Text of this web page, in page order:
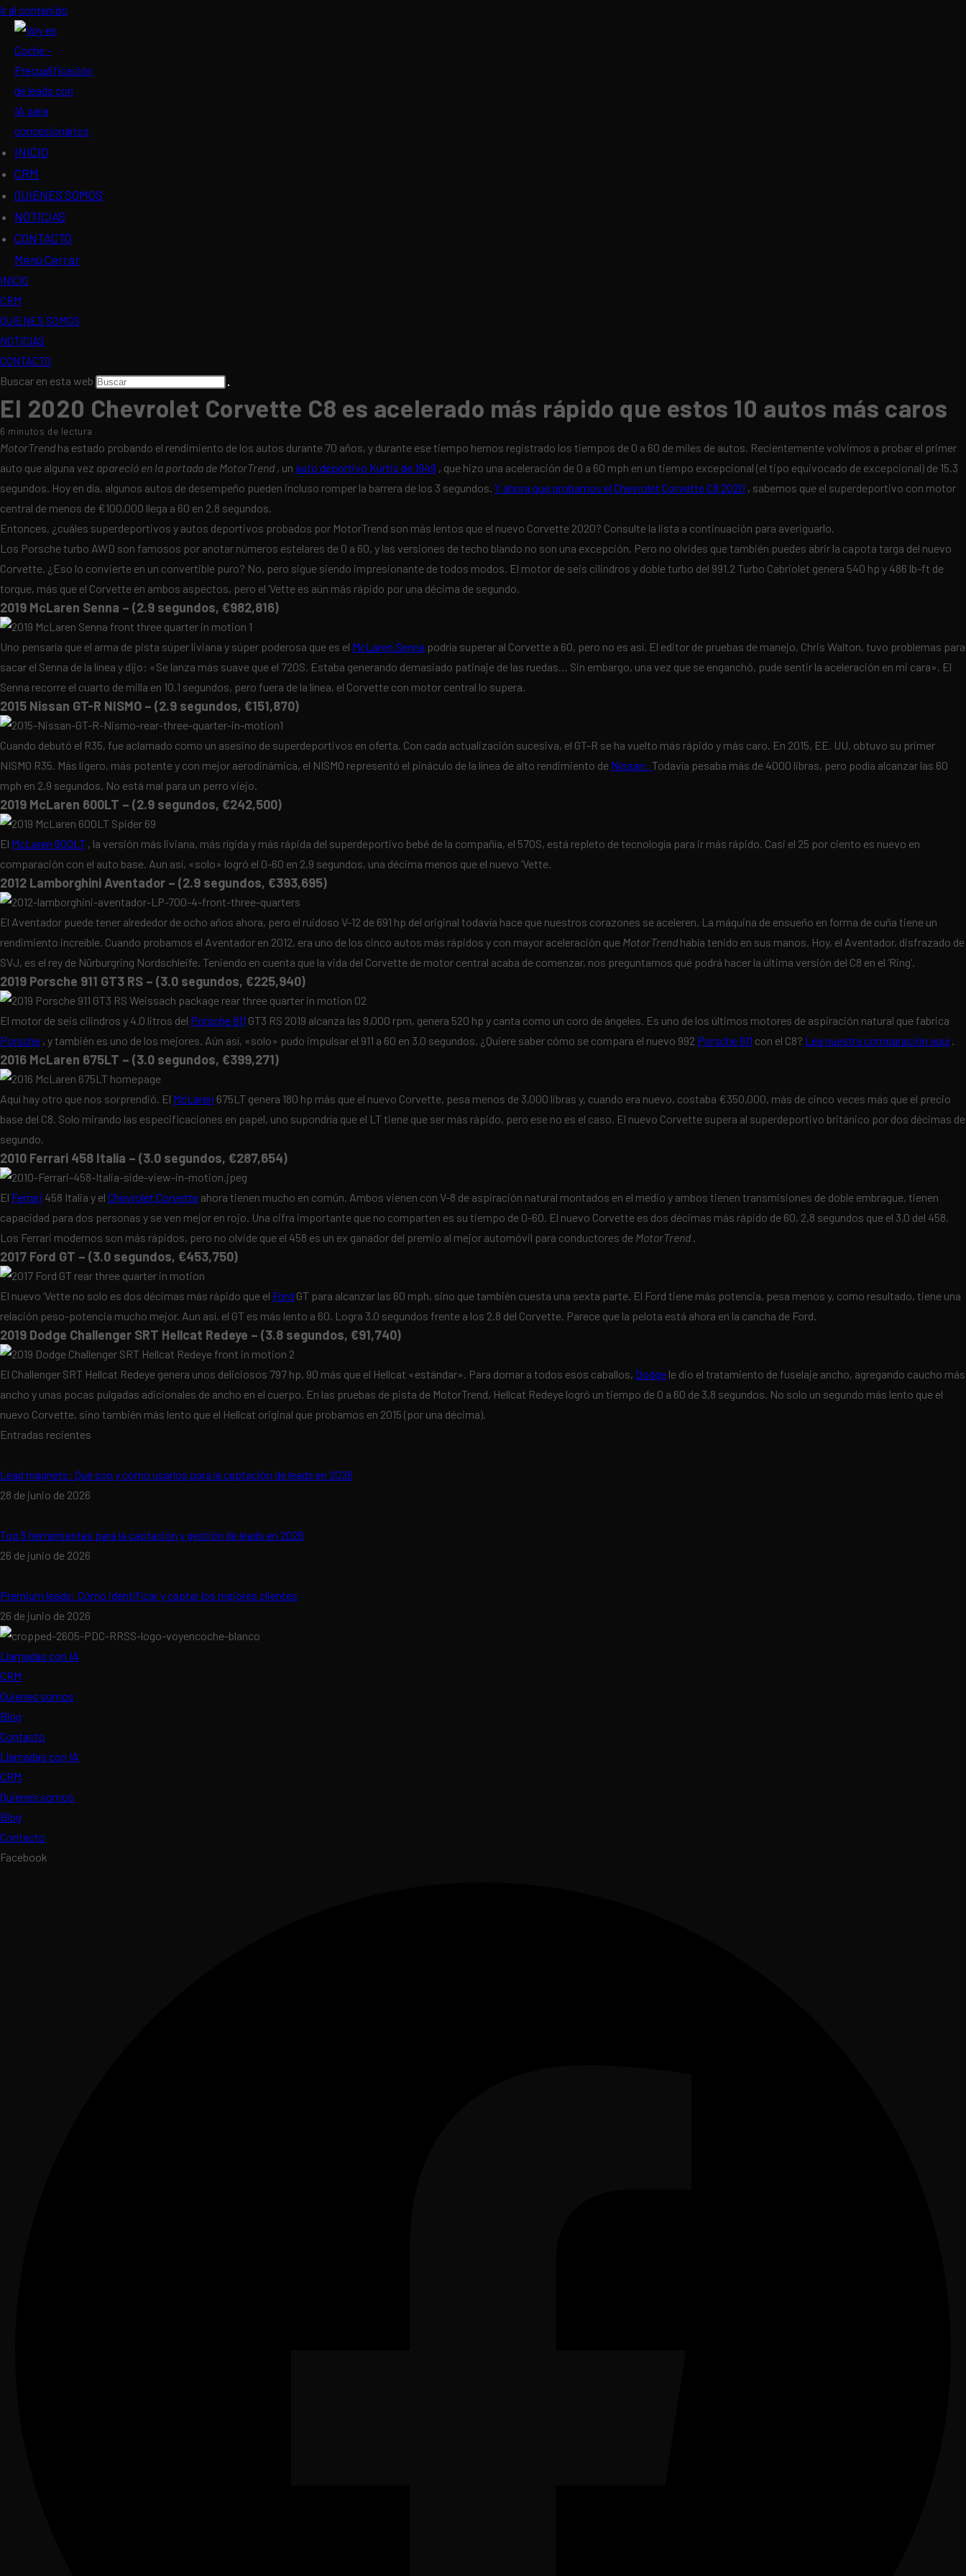
Ir al contenido
INICIO
CRM
QUIENES SOMOS
NOTICIAS
CONTACTO
Menú Cerrar
INICIO
CRM
QUIENES SOMOS
NOTICIAS
CONTACTO
Buscar en esta web
El 2020 Chevrolet Corvette C8 es acelerado más rápido que estos 10 autos más caros
6 minutos de lectura
MotorTrend ha estado probando el rendimiento de los autos durante 70 años, y durante ese tiempo hemos registrado los tiempos de 0 a 60 de miles de autos. Recientemente volvimos a probar el primer
auto que alguna vez apareció en la portada de MotorTrend , un auto deportivo Kurtis de 1949 , que hizo una aceleración de 0 a 60 mph en un tiempo excepcional (el tipo equivocado de excepcional) de 15.3
segundos. Hoy en día, algunos autos de desempeño pueden incluso romper la barrera de los 3 segundos. Y ahora que probamos el Chevrolet Corvette C8 2020 , sabemos que el superdeportivo con motor
central de menos de €100,000 llega a 60 en 2.8 segundos.
Entonces, ¿cuáles superdeportivos y autos deportivos probados por MotorTrend son más lentos que el nuevo Corvette 2020? Consulte la lista a continuación para averiguarlo.
Los Porsche turbo AWD son famosos por anotar números estelares de 0 a 60, y las versiones de techo blando no son una excepción. Pero no olvides que también puedes abrir la capota targa del nuevo
Corvette. ¿Eso lo convierte en un convertible puro? No, pero sigue siendo impresionante de todos modos. El motor de seis cilindros y doble turbo del 991.2 Turbo Cabriolet genera 540 hp y 486 lb-ft de
torque, más que el Corvette en ambos aspectos, pero el ‘Vette es aún más rápido por una décima de segundo.
2019 McLaren Senna – (2.9 segundos, €982,816)
Uno pensaría que el arma de pista súper liviana y súper poderosa que es el McLaren Senna podría superar al Corvette a 60, pero no es así. El editor de pruebas de manejo, Chris Walton, tuvo problemas para
sacar el Senna de la línea y dijo: «Se lanza más suave que el 720S. Estaba generando demasiado patinaje de las ruedas… Sin embargo, una vez que se enganchó, pude sentir la aceleración en mi cara». El
Senna recorre el cuarto de milla en 10.1 segundos, pero fuera de la línea, el Corvette con motor central lo supera.
2015 Nissan GT-R NISMO – (2.9 segundos, €151,870)
Cuando debutó el R35, fue aclamado como un asesino de superdeportivos en oferta. Con cada actualización sucesiva, el GT-R se ha vuelto más rápido y más caro. En 2015, EE. UU. obtuvo su primer
NISMO R35. Más ligero, más potente y con mejor aerodinámica, el NISMO representó el pináculo de la línea de alto rendimiento de Nissan . Todavía pesaba más de 4000 libras, pero podía alcanzar las 60
mph en 2,9 segundos. No está mal para un perro viejo.
2019 McLaren 600LT – (2.9 segundos, €242,500)
El McLaren 600LT , la versión más liviana, más rígida y más rápida del superdeportivo bebé de la compañía, el 570S, está repleto de tecnología para ir más rápido. Casi el 25 por ciento es nuevo en
comparación con el auto base. Aun así, «solo» logró el 0-60 en 2,9 segundos, una décima menos que el nuevo ‘Vette.
2012 Lamborghini Aventador – (2.9 segundos, €393,695)
El Aventador puede tener alrededor de ocho años ahora, pero el ruidoso V-12 de 691 hp del original todavía hace que nuestros corazones se aceleren. La máquina de ensueño en forma de cuña tiene un
rendimiento increíble. Cuando probamos el Aventador en 2012, era uno de los cinco autos más rápidos y con mayor aceleración que MotorTrend había tenido en sus manos. Hoy, el Aventador, disfrazado de
SVJ, es el rey de Nürburgring Nordschleife. Teniendo en cuenta que la vida del Corvette de motor central acaba de comenzar, nos preguntamos qué podrá hacer la última versión del C8 en el ‘Ring’.
2019 Porsche 911 GT3 RS – (3.0 segundos, €225,940)
El motor de seis cilindros y 4.0 litros del Porsche 911 GT3 RS 2019 alcanza las 9,000 rpm, genera 520 hp y canta como un coro de ángeles. Es uno de los últimos motores de aspiración natural que fabrica
Porsche , y también es uno de los mejores. Aún así, «solo» pudo impulsar el 911 a 60 en 3.0 segundos. ¿Quiere saber cómo se compara el nuevo 992 Porsche 911 con el C8? Lea nuestra comparación aquí .
2016 McLaren 675LT – (3.0 segundos, €399,271)
Aquí hay otro que nos sorprendió. El McLaren 675LT genera 180 hp más que el nuevo Corvette, pesa menos de 3,000 libras y, cuando era nuevo, costaba €350,000, más de cinco veces más que el precio
base del C8. Solo mirando las especificaciones en papel, uno supondría que el LT tiene que ser más rápido, pero ese no es el caso. El nuevo Corvette supera al superdeportivo británico por dos décimas de
segundo.
2010 Ferrari 458 Italia – (3.0 segundos, €287,654)
El Ferrari 458 Italia y el Chevrolet Corvette ahora tienen mucho en común. Ambos vienen con V-8 de aspiración natural montados en el medio y ambos tienen transmisiones de doble embrague, tienen
capacidad para dos personas y se ven mejor en rojo. Una cifra importante que no comparten es su tiempo de 0-60. El nuevo Corvette es dos décimas más rápido de 60, 2,8 segundos que el 3,0 del 458.
Los Ferrari modernos son más rápidos, pero no olvide que el 458 es un ex ganador del premio al mejor automóvil para conductores de MotorTrend .
2017 Ford GT – (3.0 segundos, €453,750)
El nuevo ‘Vette no solo es dos décimas más rápido que el Ford GT para alcanzar las 60 mph, sino que también cuesta una sexta parte. El Ford tiene más potencia, pesa menos y, como resultado, tiene una
relación peso-potencia mucho mejor. Aun así, el GT es más lento a 60. Logra 3.0 segundos frente a los 2.8 del Corvette. Parece que la pelota está ahora en la cancha de Ford.
2019 Dodge Challenger SRT Hellcat Redeye – (3.8 segundos, €91,740)
El Challenger SRT Hellcat Redeye genera unos deliciosos 797 hp, 90 más que el Hellcat «estándar». Para domar a todos esos caballos, Dodge le dio el tratamiento de fuselaje ancho, agregando caucho más
ancho y unas pocas pulgadas adicionales de ancho en el cuerpo. En las pruebas de pista de MotorTrend, Hellcat Redeye logró un tiempo de 0 a 60 de 3,8 segundos. No solo un segundo más lento que el
nuevo Corvette, sino también más lento que el Hellcat original que probamos en 2015 (por una décima).
Entradas recientes
Lead magnets: Qué son y cómo usarlos para la captación de leads en 2026
28 de junio de 2026
Top 5 herramientas para la captación y gestión de leads en 2026
26 de junio de 2026
Premium leads: Cómo identificar y captar los mejores clientes
26 de junio de 2026
Llamadas con IA
CRM
Quienes somos
Blog
Contacto
Llamadas con IA
CRM
Quienes somos
Blog
Contacto
Facebook